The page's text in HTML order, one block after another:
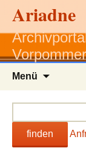
Ariadne
Menü
finden